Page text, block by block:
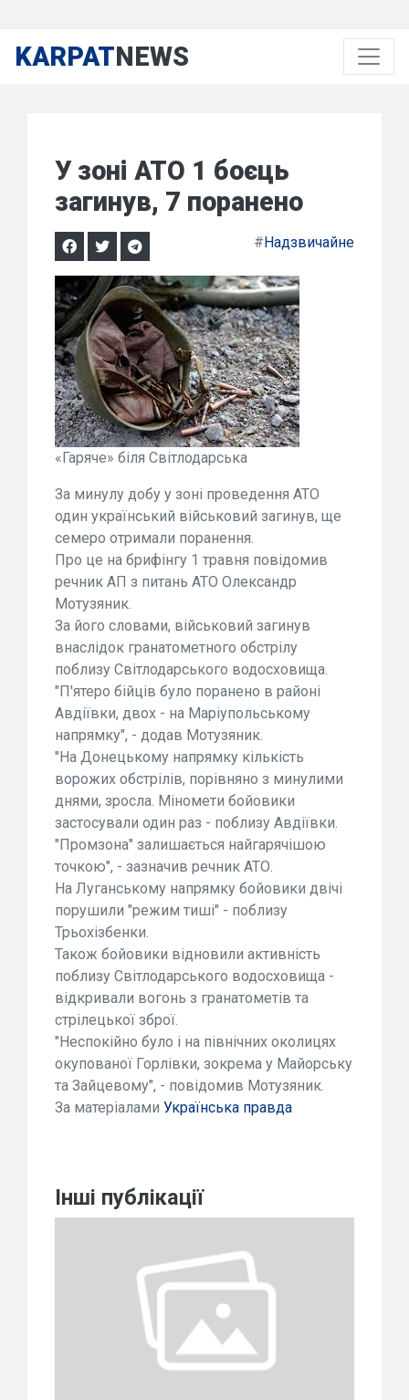
KARPATNEWS
У зоні АТО 1 боєць
загинув, 7 поранено
#Надзвичайне
«Гаряче» біля Світлодарська
За минулу добу у зоні проведення АТО
один український військовий загинув, ще
семеро отримали поранення.
Про це на брифінгу 1 травня повідомив
речник АП з питань АТО Олександр
Мотузяник.
За його словами, військовий загинув
внаслідок гранатометного обстрілу
поблизу Світлодарського водосховища.
"П'ятеро бійців було поранено в районі
Авдіївки, двох - на Маріупольському
напрямку", - додав Мотузяник.
"На Донецькому напрямку кількість
ворожих обстрілів, порівняно з минулими
днями, зросла. Міномети бойовики
застосували один раз - поблизу Авдіївки.
"Промзона" залишається найгарячішою
точкою", - зазначив речник АТО.
На Луганському напрямку бойовики двічі
порушили "режим тиші" - поблизу
Трьохізбенки.
Також бойовики відновили активність
поблизу Світлодарського водосховища -
відкривали вогонь з гранатометів та
стрілецької зброї.
"Неспокійно було і на північних околицях
окупованої Горлівки, зокрема у Майорську
та Зайцевому", - повідомив Мотузяник.
За матеріалами Українська правда
Інші публікації